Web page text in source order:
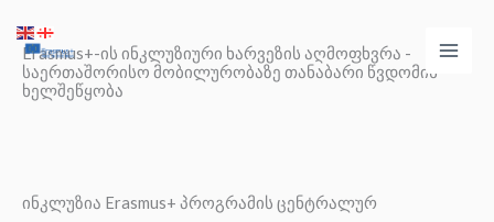
content
Erasmus+-ის ინკლუზიური ხარვეზის აღმოფხვრა -
საერთაშორისო მობილურობაზე თანაბარი წვდომის
ხელშეწყობა
ინკლუზია Erasmus+ პროგრამის ცენტრალურ